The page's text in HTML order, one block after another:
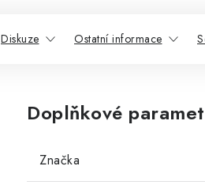
Diskuze Ostatní informace
Doplňkové
Značka